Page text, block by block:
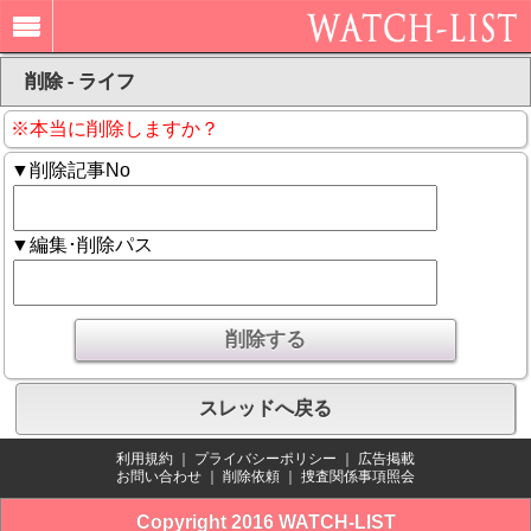
削除 - ライフ
※本当に削除しますか？
▼削除記事No
▼編集･削除パス
スレッドへ戻る
利用規約 プライバシーポリシー
広告掲載
お問い合わせ
削除依頼 捜査関係事項照会
Copyright 2016 WATCH-LIST